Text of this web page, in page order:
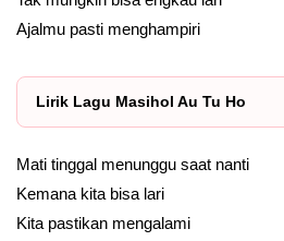
Ajalmu pasti menghampiri
Lirik Lagu Masihol Au Tu Ho
Mati tinggal menunggu saat nanti
Kemana kita bisa lari
Kita pastikan mengalami